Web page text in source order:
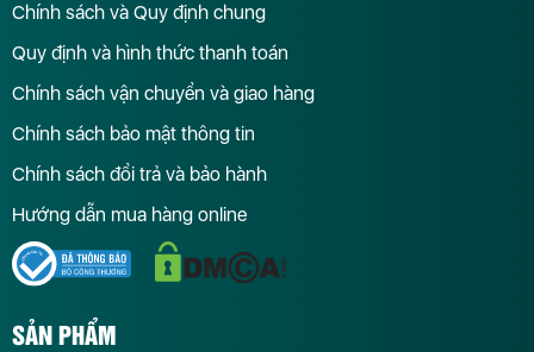
Chính sách và Quy định chung
Quy định và hình thức thanh toán
Chính sách vận chuyển và giao hàng
Chính sách bảo mật thông tin
Chính sách đổi trả và bảo hành
Hướng dẫn mua hàng online
SẢN PHẨM